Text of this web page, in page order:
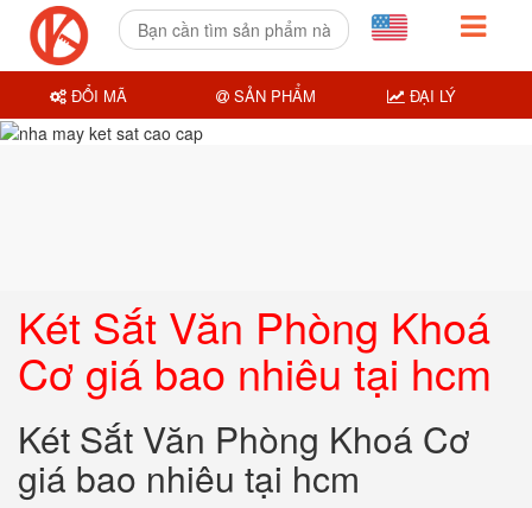
Két Sắt Văn Phòng Khoá
Cơ giá bao nhiêu tại hcm
Két Sắt Văn Phòng Khoá Cơ
giá bao nhiêu tại hcm
ĐỔI MÃ SẢN PHẨM ĐẠI LÝ